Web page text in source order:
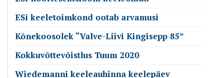
ESi keeletoimkond ootab arvamusi
Kõnekoosolek “Valve-Liivi Kingisepp 85”
Kokkuvõttevõistlus Tuum 2020
Wiedemanni keeleauhinna keelepäev